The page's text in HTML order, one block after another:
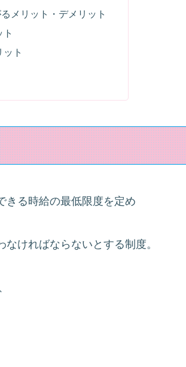
メリット・デメリット
ト
ット
きる時給の最低限度を定め
ければならないとする制度。